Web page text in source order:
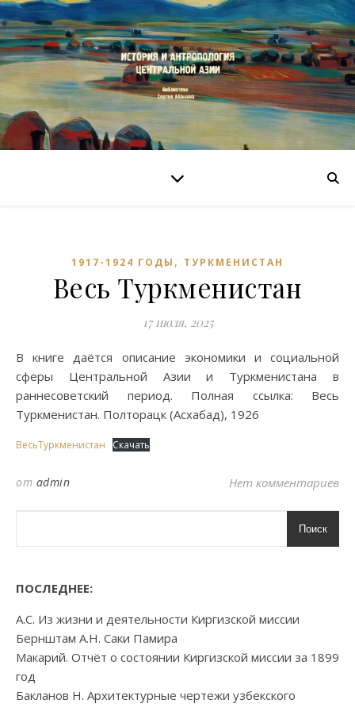
1917-1924 ГОДЫ , ТУРКМЕНИСТАН
Весь Туркменистан
17 июля, 2025
В книге даётся описание экономики и социальной
сферы Центральной Азии и Туркменистана в
раннесоветский период. Полная ссылка: Весь
Туркменистан. Полторацк (Асхабад), 1926
ВесьТуркменистан Скачать
от admin Нет комментариев
Поиск
ПОСЛЕДНЕЕ:
А.С. Из жизни и деятельности Киргизской миссии
Бернштам А.Н. Саки Памира
Макарий. Отчёт о состоянии Киргизской миссии за 1899
год
Бакланов Н. Архитектурные чертежи узбекского